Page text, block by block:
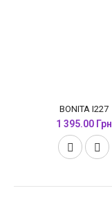
BONITA I227
1 395.00 Грн